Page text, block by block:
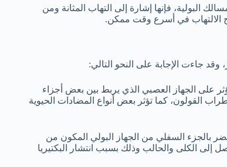
البولية، فإنها إشارة إلى التهاب المثانة ومن
الالتهاب في أسرع وقت ممكن.
وقد جاءت الإجابة على النحو التالي:
على الجهاز العصبي الذي يربط بين بعض أجزاء
القولون، كما تؤثر بعض أنواع المضادات الحيوية
بالجزء السفلي من الجهاز البولي المكون من
إلى الكلى والحالب وذلك بسبب انتشار البكتيريا